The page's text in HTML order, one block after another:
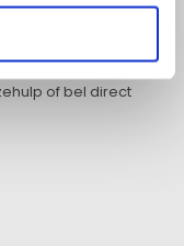
of bel direct